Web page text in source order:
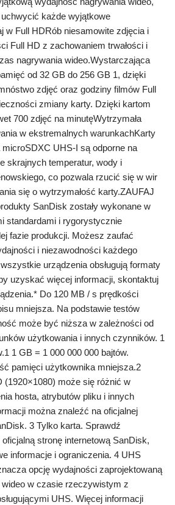
każde wyjątkowe
w Full HDRób niesamowite zdjęcia i
Full HD z zachowaniem trwałości i
nagrywania wideo.Wystarczająca
od 32 GB do 256 GB 1, dzięki
zdjęć oraz godziny filmów Full
zmiany karty. Dzięki kartom
700 zdjęć na minutęWytrzymała
w ekstremalnych warunkachKarty
UHS-I są odporne na
skrajnych temperatur, wody i
co pozwala rzucić się w wir
się o wytrzymałość karty.ZAUFAJ
SanDisk zostały wykonane w
standardami i rygorystycznie
fazie produkcji. Możesz zaufać
i niezawodności każdego
urządzenia obsługują formaty
uzyskać więcej informacji, skontaktuj
Do 120 MB / s prędkości
mniejsza. Na podstawie testów
może być niższa w zależności od
użytkowania i innych czynników. 1
1 GB = 1 000 000 000 bajtów.
pamięci użytkownika mniejsza.2
(1920×1080) może się różnić w
hosta, atrybutów pliku i innych
można znaleźć na oficjalnej
3 Tylko karta. Sprawdź
stronę internetową SanDisk,
informacje i ograniczenia. 4 UHS
opcję wydajności zaprojektowaną
wideo w czasie rzeczywistym z
UHS. Więcej informacji